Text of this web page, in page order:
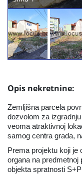
Opis nekretnine:
Zemljišna parcela
dozvolom za
veoma atraktivnoj
samog centra grada,
Prema projektu koji je
organa na predmetnoj
objekta spratnosti